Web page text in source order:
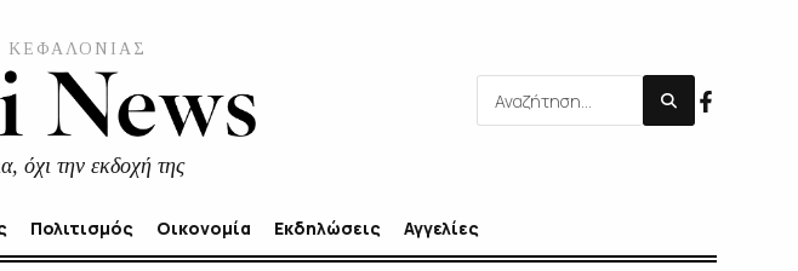
ΚΕΦΑΛΟΝΙΑΣ
όχι την εκδοχή της
Πολιτισμός Οικονομία Εκδηλώσεις Αγγελίες